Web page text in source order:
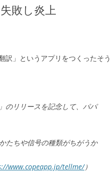
敗し炎上
訳」というアプリをつくったそう
のリリースを記念して、パパ
たちや信号の種類がちがうか
www.copeapp.jp/tellme/）